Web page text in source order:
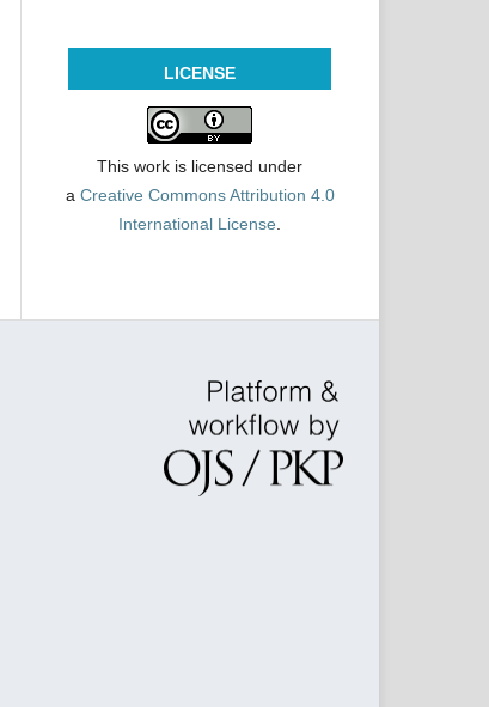
LICENSE
This work is licensed under
a Creative Commons Attribution 4.0
International License